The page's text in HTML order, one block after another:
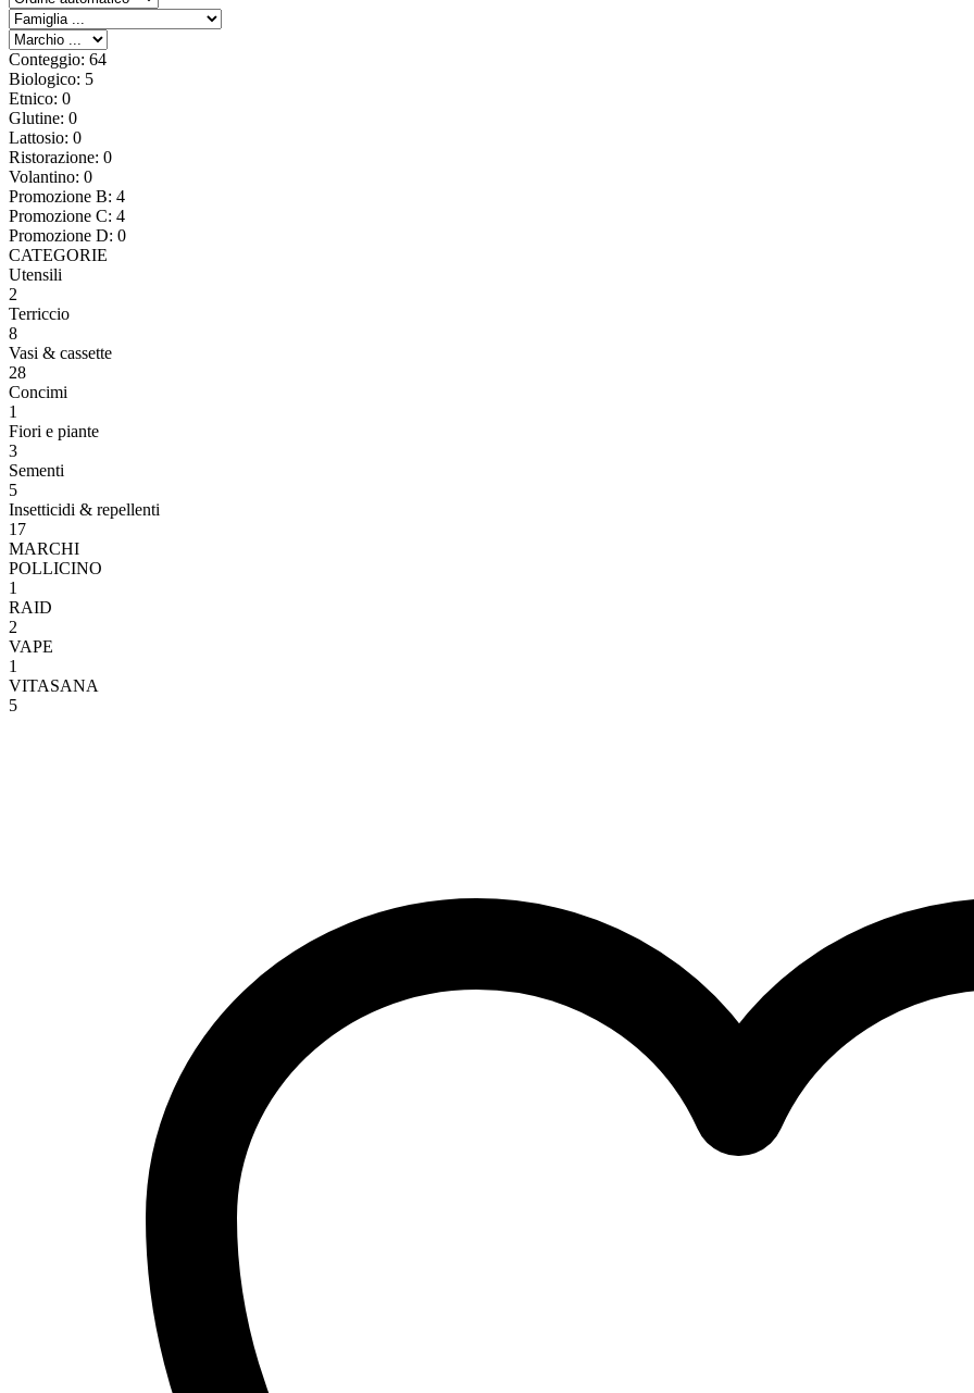
Conteggio: 64
Biologico: 5
Etnico: 0
Glutine: 0
Lattosio: 0
Ristorazione: 0
Volantino: 0
Promozione B: 4
Promozione C: 4
Promozione D: 0
CATEGORIE
Utensili
2
Terriccio
8
Vasi & cassette
28
Concimi
1
Fiori e piante
3
Sementi
5
Insetticidi & repellenti
17
MARCHI
POLLICINO
1
RAID
2
VAPE
1
VITASANA
5